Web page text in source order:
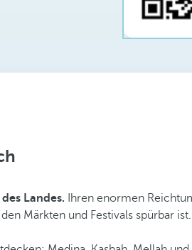
Landes. Ihren enormen
Märkten und Festivals spürbar ist.